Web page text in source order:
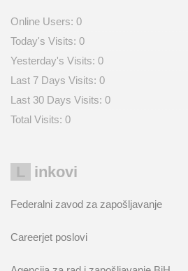
Online Users: 0
Today's Visits: 0
Yesterday's Visits: 0
Last 7 Days Visits: 0
Last 30 Days Visits: 0
Total Visits: 0
Linkovi
Federalni zavod za zapošljavanje
Careerjet poslovi